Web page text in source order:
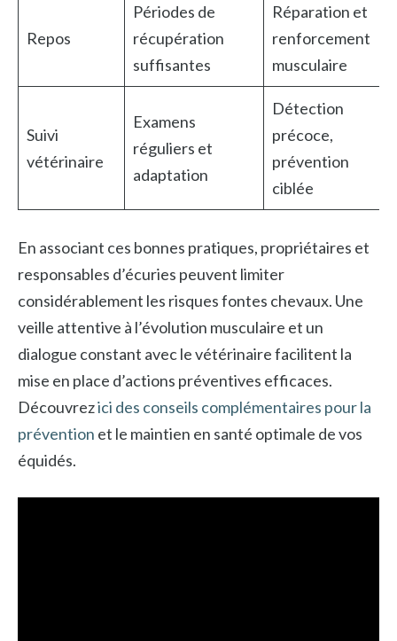
Repos
Périodes de
récupération
suffisantes
Réparation et
renforcement
musculaire
Suivi
vétérinaire
Examens
réguliers et
adaptation
Détection
précoce,
prévention
ciblée
En associant ces bonnes pratiques, propriétaires et
responsables d’écuries peuvent limiter
considérablement les risques fontes chevaux. Une
veille attentive à l’évolution musculaire et un
dialogue constant avec le vétérinaire facilitent la
mise en place d’actions préventives efficaces.
Découvrezici des conseils complémentaires pour la
prévention et le maintien en santé optimale de vos
équidés.